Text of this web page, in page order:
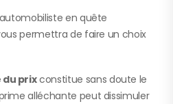
en quête
permettra de faire un choix
du prixconstitue sans doute le
alléchante peut dissimuler